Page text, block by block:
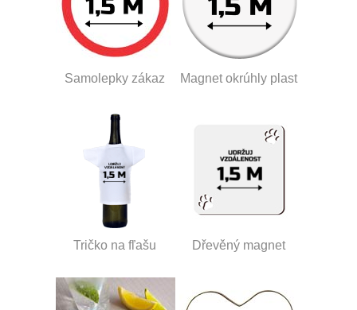
Samolepky zákaz Magnet okrúhly plast
Tričko na fľašu Dřevěný magnet